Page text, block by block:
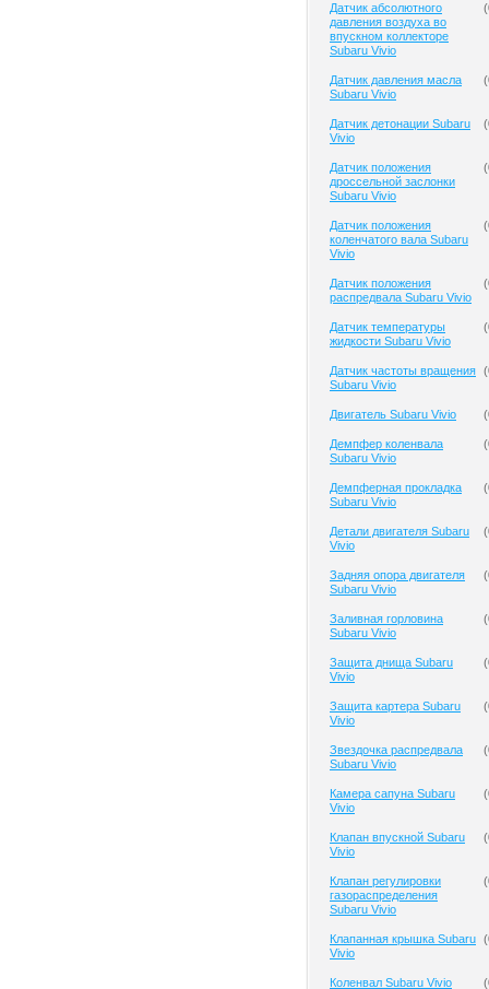
Датчик абсолютного
давления воздуха во
впускном коллекторе
Subaru Vivio
(
Датчик давления масла
Subaru Vivio
(
Датчик детонации Subaru
Vivio
(
Датчик положения
дроссельной заслонки
Subaru Vivio
(
Датчик положения
коленчатого вала Subaru
Vivio
(
Датчик положения
распредвала Subaru Vivio
(
Датчик температуры
жидкости Subaru Vivio
(
Датчик частоты вращения
Subaru Vivio
(
Двигатель Subaru Vivio (
Демпфер коленвала
Subaru Vivio
(
Демпферная прокладка
Subaru Vivio
(
Детали двигателя Subaru
Vivio
(
Задняя опора двигателя
Subaru Vivio
(
Заливная горловина
Subaru Vivio
(
Защита днища Subaru
Vivio
(
Защита картера Subaru
Vivio
(
Звездочка распредвала
Subaru Vivio
(
Камера сапуна Subaru
Vivio
(
Клапан впускной Subaru
Vivio
(
Клапан регулировки
газораспределения
Subaru Vivio
(
Клапанная крышка Subaru
Vivio
(
Коленвал Subaru Vivio (